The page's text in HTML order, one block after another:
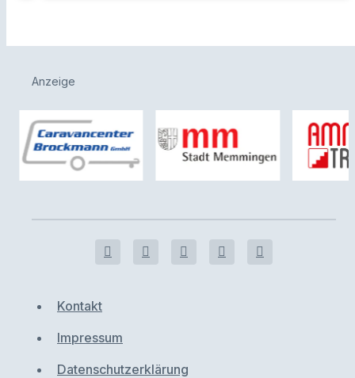
Anzeige
Kontakt
Impressum
Datenschutzerklärung